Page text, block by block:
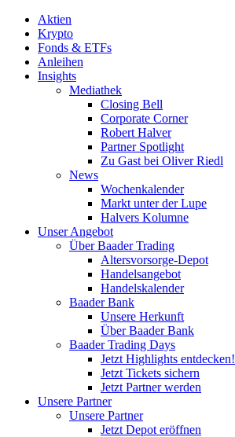
Aktien
Krypto
Fonds & ETFs
Anleihen
Insights
Mediathek
Closing Bell
Corporate Corner
Robert Halver
Partner Spotlight
Zu Gast bei Oliver Riedl
News
Wochenkalender
Markt unter der Lupe
Halvers Kolumne
Unser Angebot
Über Baader Trading
Altersvorsorge-Depot
Handelsangebot
Handelskalender
Baader Bank
Unsere Herkunft
Über Baader Bank
Baader Trading Days
Jetzt Highlights entdecken!
Jetzt Tickets sichern
Jetzt Partner werden
Unsere Partner
Unsere Partner
Jetzt Depot eröffnen